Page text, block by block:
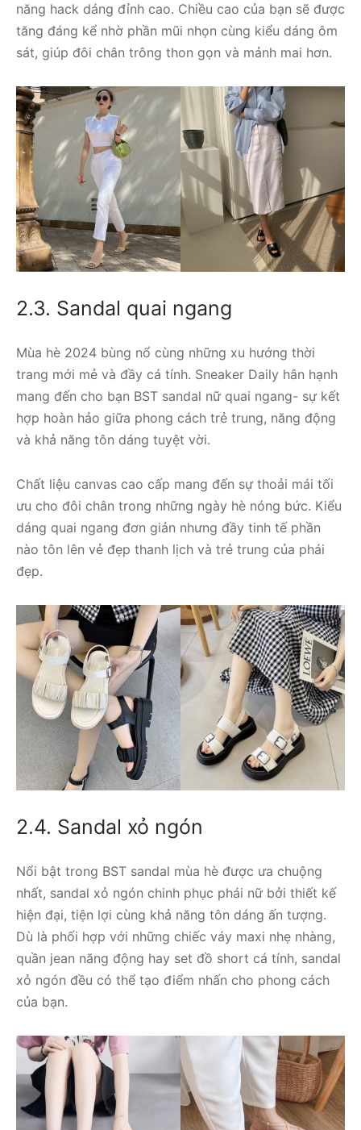
năng hack dáng đỉnh cao. Chiều cao của bạn sẽ được
tăng đáng kể nhờ phần mũi nhọn cùng kiểu dáng ôm
sát, giúp đôi chân trông thon gọn và mảnh mai hơn.
2.3. Sandal quai ngang
Mùa hè 2024 bùng nổ cùng những xu hướng thời
trang mới mẻ và đầy cá tính. Sneaker Daily hân hạnh
mang đến cho bạn BST sandal nữ quai ngang- sự kết
hợp hoàn hảo giữa phong cách trẻ trung, năng động
và khả năng tôn dáng tuyệt vời.
Chất liệu canvas cao cấp mang đến sự thoải mái tối
ưu cho đôi chân trong những ngày hè nóng bức. Kiểu
dáng quai ngang đơn giản nhưng đầy tinh tế phần
nào tôn lên vẻ đẹp thanh lịch và trẻ trung của phái
đẹp.
2.4. Sandal xỏ ngón
Nổi bật trong BST sandal mùa hè được ưa chuộng
nhất, sandal xỏ ngón chinh phục phái nữ bởi thiết kế
hiện đại, tiện lợi cùng khả năng tôn dáng ấn tượng.
Dù là phối hợp với những chiếc váy maxi nhẹ nhàng,
quần jean năng động hay set đồ short cá tính, sandal
xỏ ngón đều có thể tạo điểm nhấn cho phong cách
của bạn.